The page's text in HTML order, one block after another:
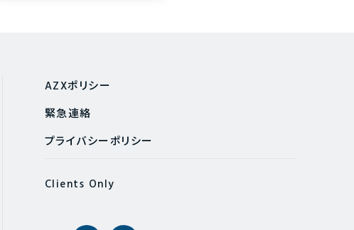
AZXポリシー
緊急連絡
プライバシーポリシー
Clients Only